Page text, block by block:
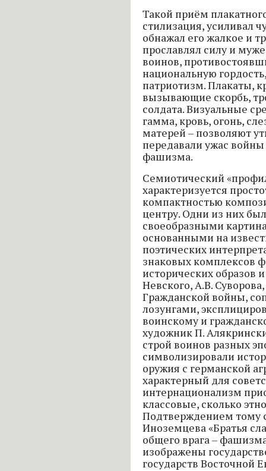
Такой приём
стилизация, усиливал
обнажал его жалкое и
прославлял силу и
воинов,
национальную
патриотизм. Плакаты,
вызывающие скорбь,
солдата. Визуальные
гамма, кровь, огонь,
матерей – позволяют
передавали ужас
фашизма.
Семиотический
характеризуется
компактностью
центру. Одни из них
своеобразными
основанными на
поэтических
знаковых комплексов
исторических образов
Невского, А.В.
Гражданской войны,
лозунгами,
воинскому и
художник П.
строй воинов разных
символизировали
оружия с германской
характерный для
интернационализм
классовые, сколько
Подтверждением тому
Иноземцева «Братья
общего врага –
изображены
государств Восточной